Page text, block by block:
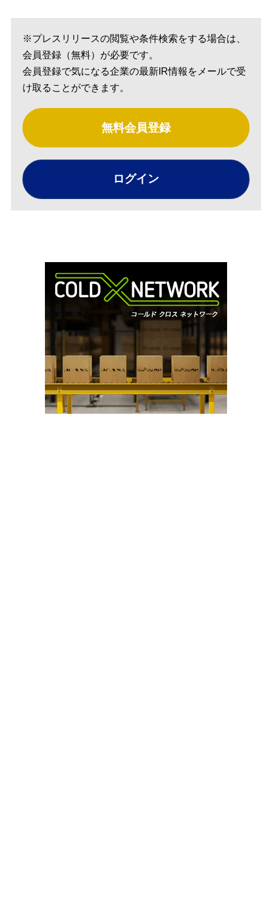
※プレスリリースの閲覧や条件検索をする場合は、
会員登録（無料）が必要です。
会員登録で気になる企業の最新IR情報をメールで受
け取ることができます。
無料会員登録
ログイン